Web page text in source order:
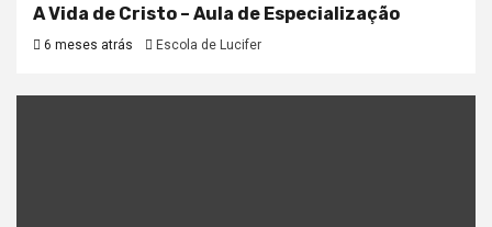
A Vida de Cristo – Aula de Especialização
6 meses atrás Escola de Lucifer